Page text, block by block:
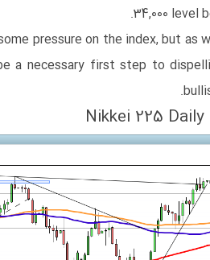
34,000 level
pressure on the index, but as
a necessary first step to
Nikkei 225 Daily